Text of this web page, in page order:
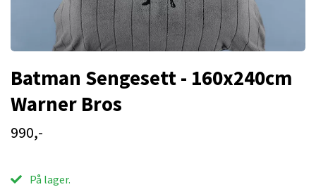
Batman Sengesett - 160x240cm
Warner Bros
990,-
På lager.